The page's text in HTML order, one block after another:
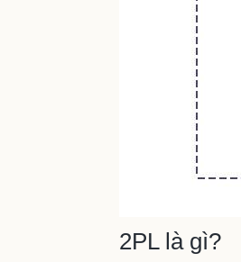
2PL là gì?